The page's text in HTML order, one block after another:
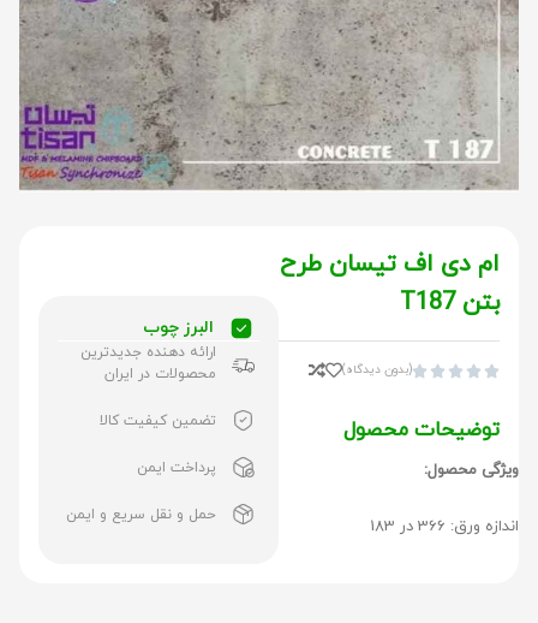
ام دی اف تیسان طرح
بتن T187




(بدون دیدگاه)
توضیحات محصول
ویژگی محصول:
اندازه ورق: 366 در 183
البرز چوب
ارائه دهنده جدیدترین
محصولات در ایران
تضمین کیفیت کالا
پرداخت ایمن
حمل و نقل سریع و ایمن